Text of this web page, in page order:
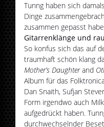
Tunng haben sich
Dinge
zusammen gepasst
Gitarrenklänge und
So konfus sich das auf
traumhaft schön klang
Mother’s Daughterand
Album für das
Dan Snaith, Sufjan
Form irgendwo auch
aufgedrückt haben.
durchwechselnder